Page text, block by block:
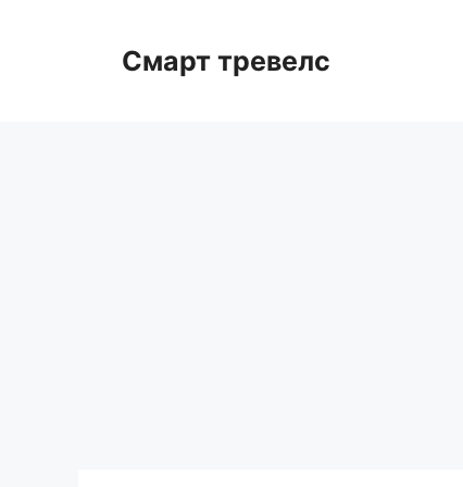
содержимомуСмарт тревелс